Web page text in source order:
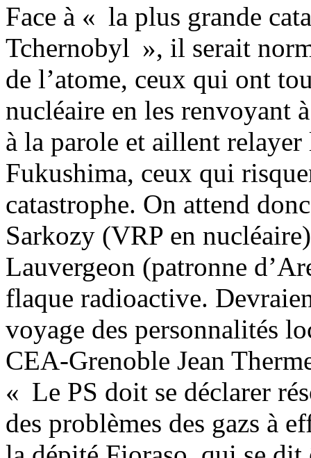
Face à « la plus grande
Tchernobyl », il serait
de l’atome, ceux qui ont
nucléaire en les renvoyant
à la parole et aillent
Fukushima, ceux qui
catastrophe. On attend
Sarkozy (VRP en
Lauvergeon (patronne
flaque radioactive.
voyage des personnalités
CEA-Grenoble Jean
« Le PS doit se déclarer
des problèmes des gazs à